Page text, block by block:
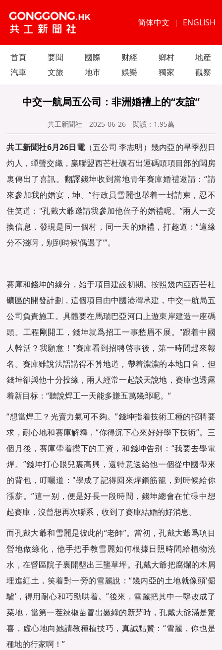
简体中文 | ENGLISH
首頁 要聞 國際 财經 鄉村
地産
汽車
文旅 地市 娛樂 獨家 觀察
中交一航局五公司：非洲婚禮上的“友誼”
共工新聞社 2025-06-26 閱讀： 1.95萬
共工新聞社6月26日電（五公司 李志明）幾内亞的旱季烈日
灼人，蟬聲交織，赢聯盟西芒杜礦石出運碼頭項目部的闆房
裏傳出了喜訊。翻譯錢坤收到當地青年賽庫婚禮邀請：“請
來參加我的婚宴，坤。”行政員雪麗也舉着一封請柬，忍不
住笑道："孔戴大爺邀請我參加他侄子的婚禮呢。”兩人一交
換信息，發現是同一個村，同一天的婚禮，打趣道：“這緣
分不淺啊，别到時候‘偶遇了’”。
賽庫和錢坤的緣分，始于項目建設初期。按照幾内亞西芒杜
礦區的開發計劃，這個項目由中國港灣承建，中交一航局五
公司負責施工。具體要在馬瑞巴亞河口上遊東岸建造一座碼
頭。工程剛開工，錢坤就爲招工一事愁眉不展。"跟着中國
人幹活？我願意！"賽庫看到招聘啓事後，第一時間趕來報
名。賽庫雖說法語講得不算地道，帶着濃濃的本地口音，但
錢坤卻與他十分投緣，兩人經常一起談天說地，賽庫也透露
着新目标：“聽說焊工一天能多賺五萬幾郎呢。”
“想當焊工？光賣力氣可不夠。”錢坤指着技術工種的招聘要
求，耐心地和賽庫解釋，“你得沉下心來好好學下技術”。三
個月後，賽庫帶着攢下的工資，和錢坤告别：“我要去學電
焊。”錢坤打心眼兒裏高興，還特意送給他一個從中國帶來
的背包，叮囑道："學成了記得回來焊鋼筋籠，到時候給你
漲薪。”這一别，便是好長一段時間，錢坤總會在忙碌中想
起賽庫，沒曾想再次聯系，收到了賽庫結婚的好消息。
而孔戴大爺和雪麗是彼此的“老師”。當初，孔戴大爺爲項目
營地做綠化，他手把手教雪麗如何根據日照時間給植物澆
水，在營區院子裏開墾出三壟草坪。孔戴大爺把腐爛的木屑
埋進紅土，笑着對一旁的雪麗說：“幾内亞的土地就像頭‘倔
驢’，得用耐心和巧勁哄着。”後來，雪麗把其中一壟改成了
菜地，當第一茬辣椒苗冒出嫩綠的新芽時，孔戴大爺滿是驚
喜，虛心地向她請教種植技巧，真誠點贊：“雪麗，你也是
種地的行家啊！”